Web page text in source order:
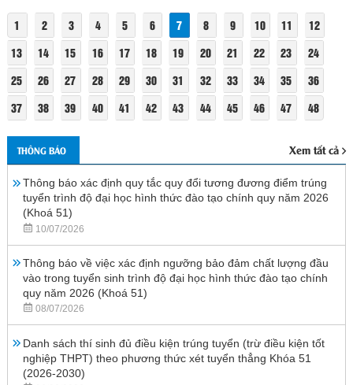
1 2 3 4 5 6 7 8 9 10 11
12
13
14 15 16 17 18 19 20 21 22 23
24
25
26 27 28 29 30 31 32 33 34 35
36
37
38 39 40 41 42 43 44 45 46 47 48
THÔNG BÁO Xem tất cả
Thông báo xác định quy tắc quy đổi tương đương điểm trúng
tuyển trình độ đại học hình thức đào tạo chính quy năm 2026
(Khoá 51)
10/07/2026
Thông báo về việc xác định ngưỡng bảo đảm chất lượng đầu
vào trong tuyển sinh trình độ đại học hình thức đào tạo chính
quy năm 2026 (Khoá 51)
08/07/2026
Danh sách thí sinh đủ điều kiện trúng tuyển (trừ điều kiện tốt
nghiệp THPT) theo phương thức xét tuyển thẳng Khóa 51
(2026-2030)